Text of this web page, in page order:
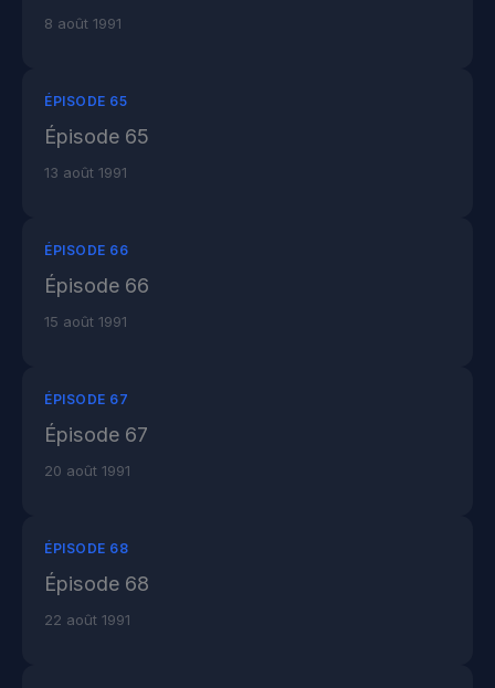
8 août 1991
ÉPISODE 65
Épisode 65
13 août 1991
ÉPISODE 66
Épisode 66
15 août 1991
ÉPISODE 67
Épisode 67
20 août 1991
ÉPISODE 68
Épisode 68
22 août 1991